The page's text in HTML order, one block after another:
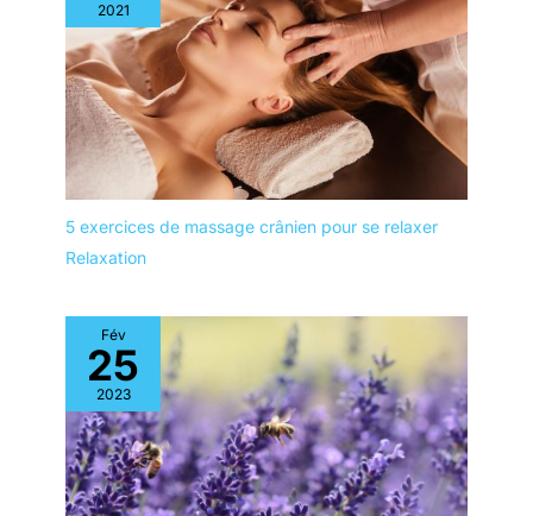
2021
5 exercices de massage crânien pour se relaxer
Relaxation
Fév
25
2023